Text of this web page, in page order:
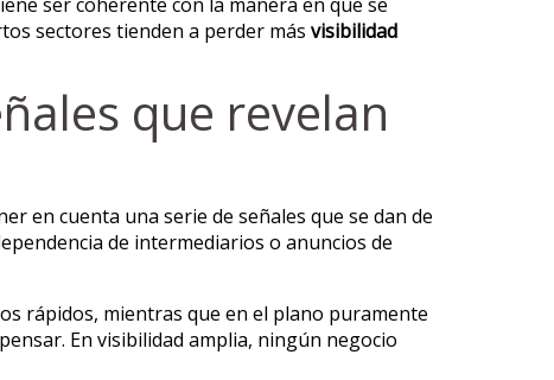
sectores tienden a perder más visibilidad
que revelan
en cuenta una serie de señales que se dan de
de intermediarios o anuncios de
rápidos, mientras que en el plano puramente
En visibilidad amplia, ningún negocio